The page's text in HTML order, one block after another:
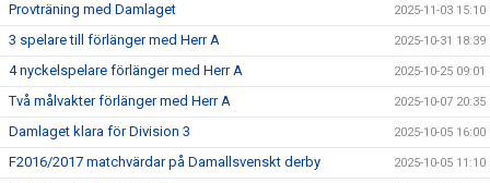
Provträning med Damlaget 2025-11-03 15:10
3 spelare till förlänger med Herr A 2025-10-31 18:39
4 nyckelspelare förlänger med Herr A 2025-10-25 09:01
Två målvakter förlänger med Herr A 2025-10-07 20:35
Damlaget klara för Division 3 2025-10-05 16:00
F2016/2017 matchvärdar på Damallsvenskt derby 2025-10-05 11:10